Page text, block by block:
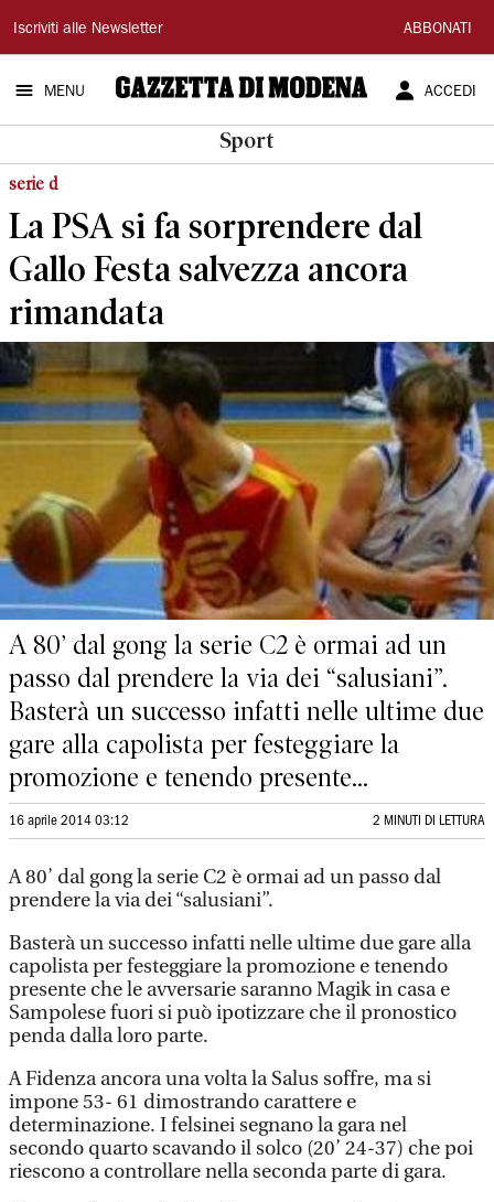
Gazzetta
di
Modena
Iscriviti alle Newsletter ABBONATI
MENU ACCEDI
Sport
serie d
La PSA si fa sorprendere dal
Gallo Festa salvezza ancora
rimandata
A 80’ dal gong la serie C2 è ormai ad un
passo dal prendere la via dei “salusiani”.
Basterà un successo infatti nelle ultime due
gare alla capolista per festeggiare la
promozione e tenendo presente...
16 aprile 2014 03:12 2 MINUTI DI LETTURA
A 80’ dal gong la serie C2 è ormai ad un passo dal
prendere la via dei “salusiani”.
Basterà un successo infatti nelle ultime due gare alla
capolista per festeggiare la promozione e tenendo
presente che le avversarie saranno Magik in casa e
Sampolese fuori si può ipotizzare che il pronostico
penda dalla loro parte.
A Fidenza ancora una volta la Salus soffre, ma si
impone 53- 61 dimostrando carattere e
determinazione. I felsinei segnano la gara nel
secondo quarto scavando il solco (20’ 24-37) che poi
riescono a controllare nella seconda parte di gara.